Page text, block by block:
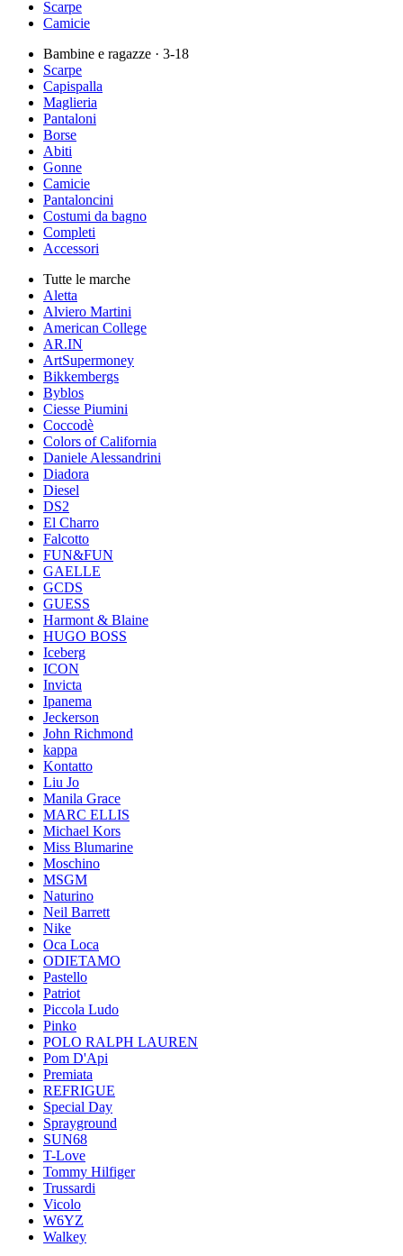
Scarpe
Camicie
Bambine e ragazze · 3-18
Scarpe
Capispalla
Maglieria
Pantaloni
Borse
Abiti
Gonne
Camicie
Pantaloncini
Costumi da bagno
Completi
Accessori
Tutte le marche
Aletta
Alviero Martini
American College
AR.IN
ArtSupermoney
Bikkembergs
Byblos
Ciesse Piumini
Coccodè
Colors of California
Daniele Alessandrini
Diadora
Diesel
DS2
El Charro
Falcotto
FUN&FUN
GAELLE
GCDS
GUESS
Harmont & Blaine
HUGO BOSS
Iceberg
ICON
Invicta
Ipanema
Jeckerson
John Richmond
kappa
Kontatto
Liu Jo
Manila Grace
MARC ELLIS
Michael Kors
Miss Blumarine
Moschino
MSGM
Naturino
Neil Barrett
Nike
Oca Loca
ODIETAMO
Pastello
Patriot
Piccola Ludo
Pinko
POLO RALPH LAUREN
Pom D'Api
Premiata
REFRIGUE
Special Day
Sprayground
SUN68
T-Love
Tommy Hilfiger
Trussardi
Vicolo
W6YZ
Walkey